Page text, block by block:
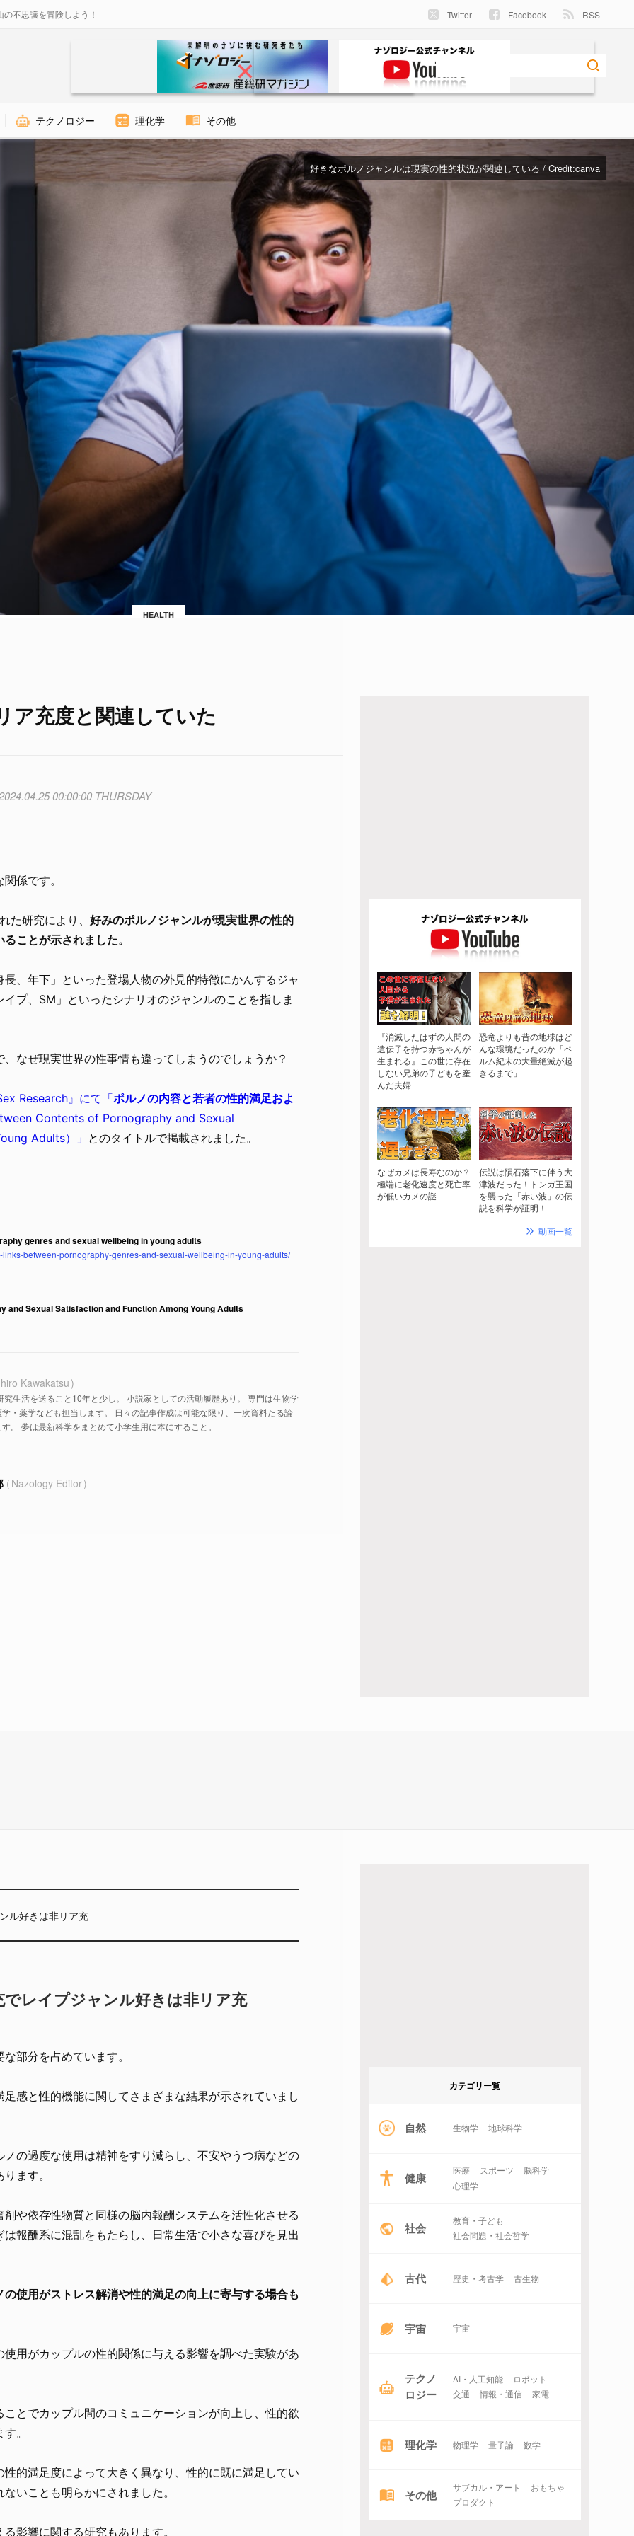
不思議を冒険しよう！ Twitter Facebook RSS
テクノロジー 理化学 その他
好きなポルノジャンルは現実の性的状況が関連している / Credit:canva
HEALTH
ア充度と関連していた
00:00:00 THURSDAY
係です。
た研究により、 好みのポルノジャンルが現実世界の性的
ことが示されました。
、年下」といった登場人物の外見的特徴にかんするジャ
プ、SM」といったシナリオのジャンルのことを指しま
なぜ現実世界の性事情も違ってしまうのでしょうか？
Research』にて「ポルノの内容と若者の性的満足およ
Contents of Pornography and Sexual
Adults）」 とのタイトルで掲載されました。
genres and sexual wellbeing in young adults
between-pornography-genres-and-sexual-wellbeing-in-young-adults/
Sexual Satisfaction and Function Among Young Adults
Kawakatsu
生活を送ること10年と少し。 小説家としての活動履歴あり。 専門は生物学
・薬学なども担当します。 日々の記事作成は可能な限り、一次資料たる論
。 夢は最新科学をまとめて小学生用に本にすること。
Nazology Editor
『消滅したはずの人間の
遺伝子を持つ赤ちゃんが
生まれる』この世に存在
しない兄弟の子どもを産
んだ夫婦
恐竜よりも昔の地球はど
んな環境だったのか「ペ
ルム紀末の大量絶滅が起
きるまで」
なぜカメは長寿なのか？
極端に老化速度と死亡率
が低いカメの謎
伝説は隕石落下に伴う大
津波だった！トンガ王国
を襲った「赤い波」の伝
説を科学が証明！
動画一覧
ル好きは非リア充
レイプジャンル好きは非リア充
部分を占めています。
感と性的機能に関してさまざまな結果が示されていまし
の過度な使用は精神をすり減らし、不安やうつ病などの
ます。
や依存性物質と同様の脳内報酬システムを活性化させる
報酬系に混乱をもたらし、日常生活で小さな喜びを見出
使用がストレス解消や性的満足の向上に寄与する場合も
用がカップルの性的関係に与える影響を調べた実験があ
とでカップル間のコミュニケーションが向上し、性的欲
。
的満足度によって大きく異なり、性的に既に満足してい
いことも明らかにされました。
影響に関する研究もあります。
カテゴリー覧
自然 生物学 地球科学
健康 医療 スポーツ
脳科学
心理学
社会
教育・子ども
社会問題・社会哲学
古代 歴史・考古学 古生物
宇宙 宇宙
テクノ
ロジー
AI・人工知能
ロボット
交通
情報・通信 家電
理化学 物理学 量子論 数学
その他 サブカル・アート
おもちゃ
プロダクト